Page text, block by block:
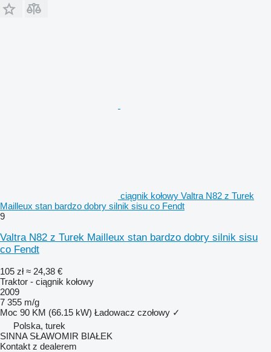
ciągnik kołowy Valtra N82 z Turek
Mailleux stan bardzo dobry silnik sisu co Fendt
9
Valtra N82 z Turek Mailleux stan bardzo dobry silnik sisu
co Fendt
105 zł ≈ 24,38 €
Traktor - ciągnik kołowy
2009
7 355 m/g
Moc 90 KM (66.15 kW) Ładowacz czołowy ✓
Polska, turek
SINNA SŁAWOMIR BIAŁEK
Kontakt z dealerem